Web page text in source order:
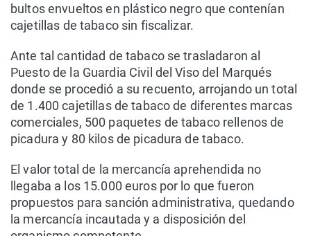
bultos envueltos en plástico negro que contenían
cajetillas de tabaco sin fiscalizar.
Ante tal cantidad de tabaco se trasladaron al
Puesto de la Guardia Civil del Viso del Marqués
donde se procedió a su recuento, arrojando un total
de 1.400 cajetillas de tabaco de diferentes marcas
comerciales, 500 paquetes de tabaco rellenos de
picadura y 80 kilos de picadura de tabaco.
El valor total de la mercancía aprehendida no
llegaba a los 15.000 euros por lo que fueron
propuestos para sanción administrativa, quedando
la mercancía incautada y a disposición del